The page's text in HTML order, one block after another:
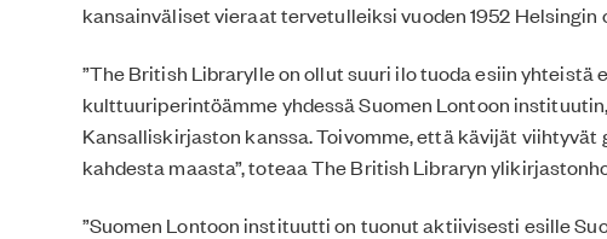
kansainväliset vieraat tervetulleiksi vuoden 1952 Helsingin
”The British Librarylle on ollut suuri ilo tuoda esiin yhteistä
kulttuuriperintöämme yhdessä Suomen Lontoon
Kansalliskirjaston kanssa. Toivomme, että kävijät viihtyvät
kahdesta maasta”, toteaa The British Libraryn
”Suomen Lontoon instituutti on tuonut aktiivisesti esille